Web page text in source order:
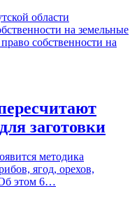
области
на земельные
собственности на
заготовки
методика
ягод, орехов,
Об этом 6…